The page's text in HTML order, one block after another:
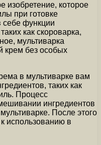
изобретение, которое
при готовке
себе функции
как скороварка,
мультиварка
крем без особых
в мультиварке вам
таких как
Процесс
ингредиентов
После этого
использованию в